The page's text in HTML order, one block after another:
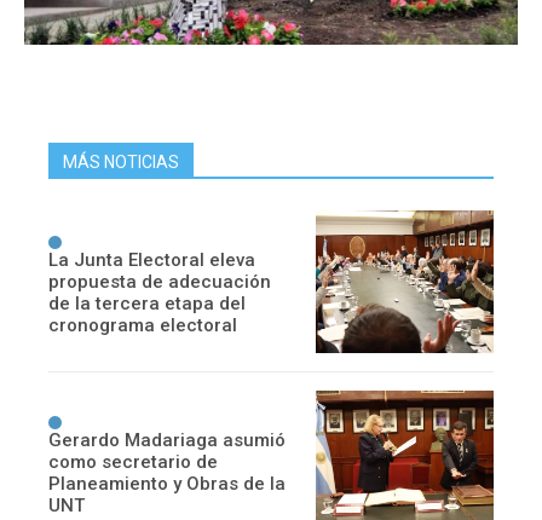
MÁS NOTICIAS
La Junta Electoral eleva
propuesta de adecuación
de la tercera etapa del
cronograma electoral
Gerardo Madariaga asumió
como secretario de
Planeamiento y Obras de la
UNT